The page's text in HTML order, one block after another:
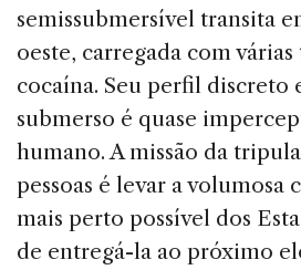
semissubmersível transita
oeste, carregada com
cocaína. Seu perfil discreto
submerso é quase
humano. A missão da
pessoas é levar a volumosa
mais perto possível dos
de entregá-la ao próximo